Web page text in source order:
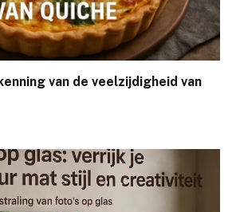
van de veelzijdigheid van